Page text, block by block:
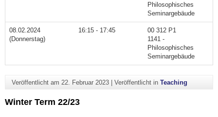
Philosophisches
Seminargebäude
08.02.2024
(Donnerstag)
16:15 - 17:45
00 312 P1
1141 -
Philosophisches
Seminargebäude
Veröffentlicht am 22. Februar 2023| Veröffentlicht in Teaching
Winter Term 22/23